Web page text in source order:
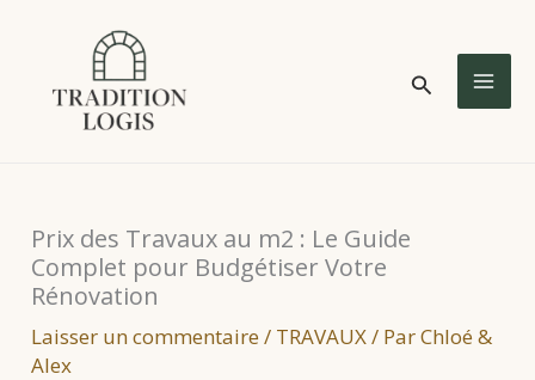
contenu
Rechercher
Prix des Travaux au m2 : Le Guide
Complet pour Budgétiser Votre
Rénovation
Laisser un commentaire / TRAVAUX/ ParChloé &
Alex